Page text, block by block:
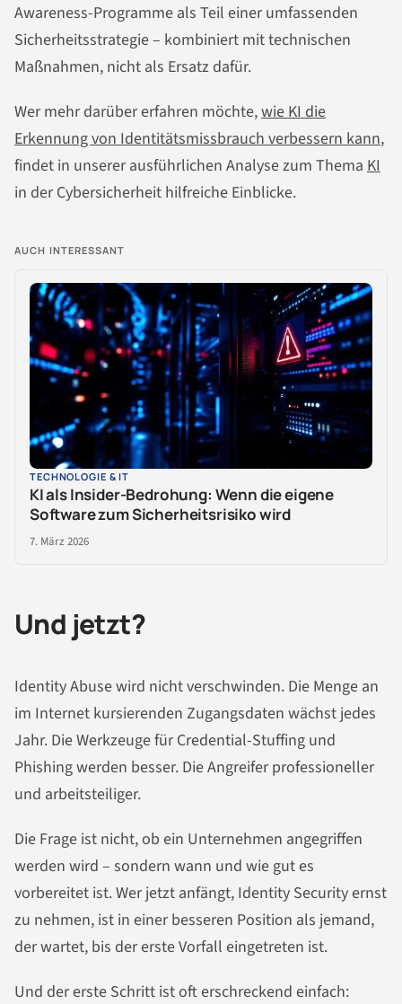
Awareness-Programme als Teil einer umfassenden
Sicherheitsstrategie – kombiniert mit technischen
Maßnahmen, nicht als Ersatz dafür.
Wer mehr darüber erfahren möchte,wie KI die
Erkennung von Identitätsmissbrauch verbessern kann,
findet in unserer ausführlichen Analyse zum Thema KI
in der Cybersicherheit hilfreiche Einblicke.
AUCH INTERESSANT
TECHNOLOGIE & IT
KI als Insider-Bedrohung: Wenn die eigene
Software zum Sicherheitsrisiko wird
7. März 2026
Und jetzt?
Identity Abuse wird nicht verschwinden. Die Menge an
im Internet kursierenden Zugangsdaten wächst jedes
Jahr. Die Werkzeuge für Credential-Stuffing und
Phishing werden besser. Die Angreifer professioneller
und arbeitsteiliger.
Die Frage ist nicht, ob ein Unternehmen angegriffen
werden wird – sondern wann und wie gut es
vorbereitet ist. Wer jetzt anfängt, Identity Security ernst
zu nehmen, ist in einer besseren Position als jemand,
der wartet, bis der erste Vorfall eingetreten ist.
Und der erste Schritt ist oft erschreckend einfach: